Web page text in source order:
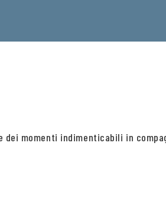
momenti indimenticabili in